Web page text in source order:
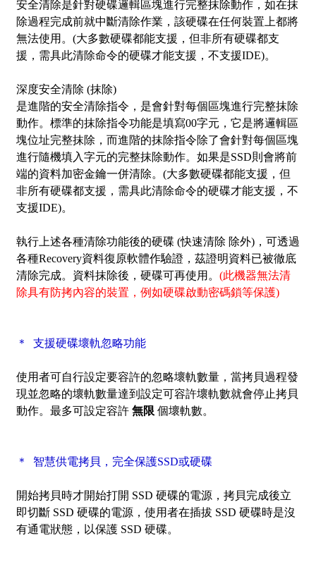
安全清除是針對硬碟邏輯區塊進行完整抹除動作，如在抹
除過程完成前就中斷清除作業，該硬碟在任何裝置上都將
無法使用。(大多數硬碟都能支援，但非所有硬碟都支
援，需具此清除命令的硬碟才能支援，不支援IDE)。
深度安全清除 (抹除)
是進階的安全清除指令，是會針對每個區塊進行完整抹除
動作。標準的抹除指令功能是填寫00字元，它是將邏輯區
塊位址完整抹除，而進階的抹除指令除了會針對每個區塊
進行隨機填入字元的完整抹除動作。如果是SSD則會將前
端的資料加密金鑰一併清除。(大多數硬碟都能支援，但
非所有硬碟都支援，需具此清除命令的硬碟才能支援，不
支援IDE)。
執行上述各種清除功能後的硬碟 (快速清除 除外)，可透過
各種Recovery資料復原軟體作驗證，茲證明資料已被徹底
清除完成。資料抹除後，硬碟可再使用。 (此機器無法清
除具有防拷內容的裝置，例如硬碟啟動密碼鎖等保護)
＊ 支援硬碟壞軌忽略功能
使用者可自行設定要容許的忽略壞軌數量，當拷貝過程發
現並忽略的壞軌數量達到設定可容許壞軌數就會停止拷貝
動作。最多可設定容許 無限 個壞軌數。
＊ 智慧供電拷貝，完全保護SSD或硬碟
開始拷貝時才開始打開 SSD 硬碟的電源，拷貝完成後立
即切斷 SSD 硬碟的電源，使用者在插拔 SSD 硬碟時是沒
有通電狀態，以保護 SSD 硬碟。